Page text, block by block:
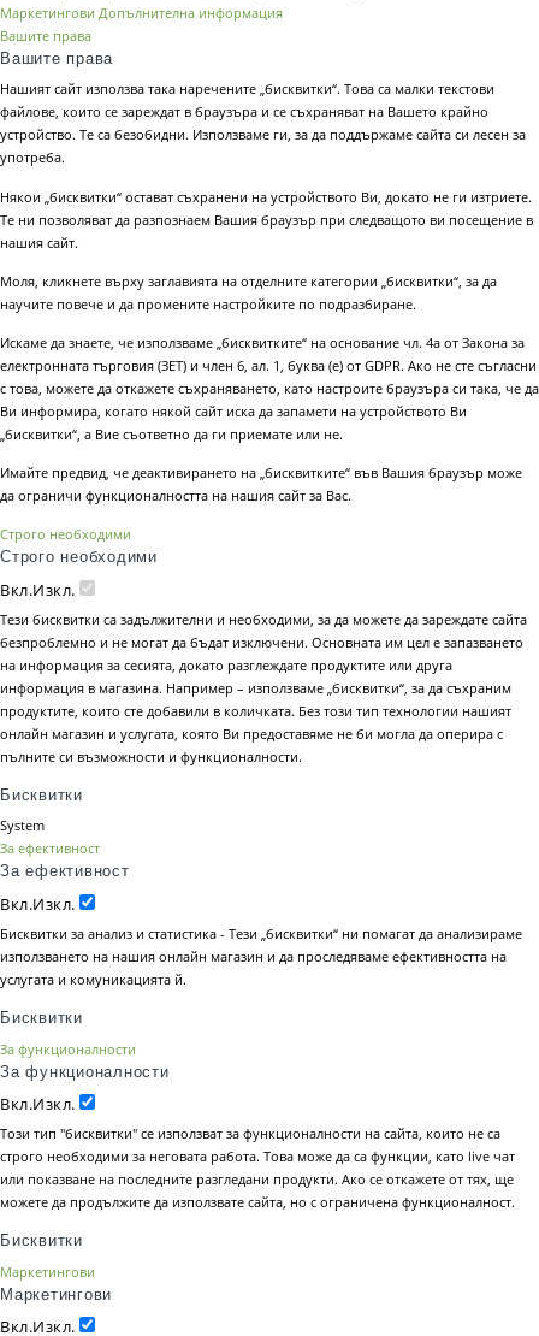
Маркетингови Допълнителна информация
Вашите права
Вашите права
Нашият сайт използва така наречените „бисквитки“. Това са малки текстови
файлове, които се зареждат в браузъра и се съхраняват на Вашето крайно
устройство. Те са безобидни. Използваме ги, за да поддържаме сайта си лесен за
употреба.
Някои „бисквитки“ остават съхранени на устройството Ви, докато не ги изтриете.
Те ни позволяват да разпознаем Вашия браузър при следващото ви посещение в
нашия сайт.
Моля, кликнете върху заглавията на отделните категории „бисквитки“, за да
научите повече и да промените настройките по подразбиране.
Искаме да знаете, че използваме „бисквитките“ на основание чл. 4а от Закона за
електронната търговия (ЗЕТ) и член 6, ал. 1, буква (е) от GDPR. Ако не сте съгласни
с това, можете да откажете съхраняването, като настроите браузъра си така, че да
Ви информира, когато някой сайт иска да запамети на устройството Ви
„бисквитки“, а Вие съответно да ги приемате или не.
Имайте предвид, че деактивирането на „бисквитките“ във Вашия браузър може
да ограничи функционалността на нашия сайт за Вас.
Строго необходими
Строго необходими
Вкл.Изкл.
Тези бисквитки са задължителни и необходими, за да можете да зареждате сайта
безпроблемно и не могат да бъдат изключени. Основната им цел е запазването
на информация за сесията, докато разглеждате продуктите или друга
информация в магазина. Например – използваме „бисквитки“, за да съхраним
продуктите, които сте добавили в количката. Без този тип технологии нашият
онлайн магазин и услугата, която Ви предоставяме не би могла да оперира с
пълните си възможности и функционалности.
Бисквитки
System
За ефективност
За ефективност
Вкл.Изкл.
Бисквитки за анализ и статистика - Тези „бисквитки“ ни помагат да анализираме
използването на нашия онлайн магазин и да проследяваме ефективността на
услугата и комуникацията й.
Бисквитки
За функционалности
За функционалности
Вкл.Изкл.
Този тип "бисквитки" се използват за функционалности на сайта, които не са
строго необходими за неговата работа. Това може да са функции, като live чат
или показване на последните разгледани продукти. Ако се откажете от тях, ще
можете да продължите да използвате сайта, но с ограничена функционалност.
Бисквитки
Маркетингови
Маркетингови
Вкл.Изкл.